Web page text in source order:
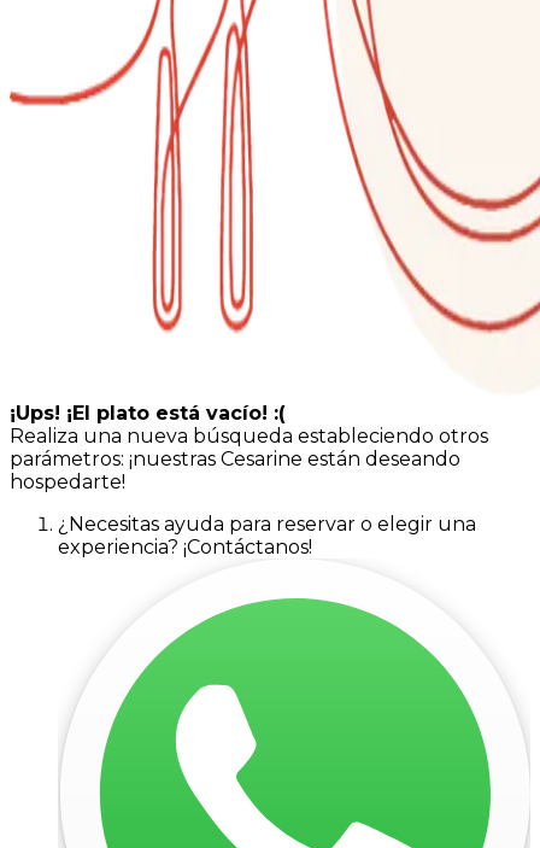
¡Ups! ¡El plato está vacío! :(
Realiza una nueva búsqueda estableciendo otros
parámetros: ¡nuestras Cesarine están deseando
hospedarte!
¿Necesitas ayuda para reservar o elegir una
experiencia? ¡Contáctanos!